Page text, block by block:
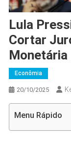
Lula
Cortar
Monetária
Econômia
20/10/2025
Menu Rápido